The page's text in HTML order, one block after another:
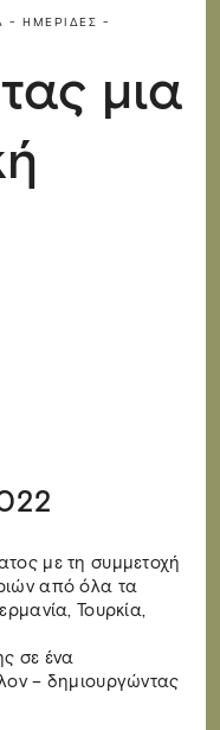
- ΗΜΕΡΊΔΕΣ -
μια
με τη συμμετοχή
από όλα τα
Τουρκία,
σε ένα
– δημιουργώντας